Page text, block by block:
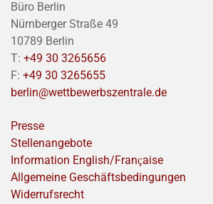
Büro Berlin
Nürnberger Straße 49
10789 Berlin
T: +49 30 3265656
F: +49 30 3265655
berlin@wettbewerbszentrale.de
Presse
Stellenangebote
Information English/Franҫaise
Allgemeine Geschäftsbedingungen
Widerrufsrecht